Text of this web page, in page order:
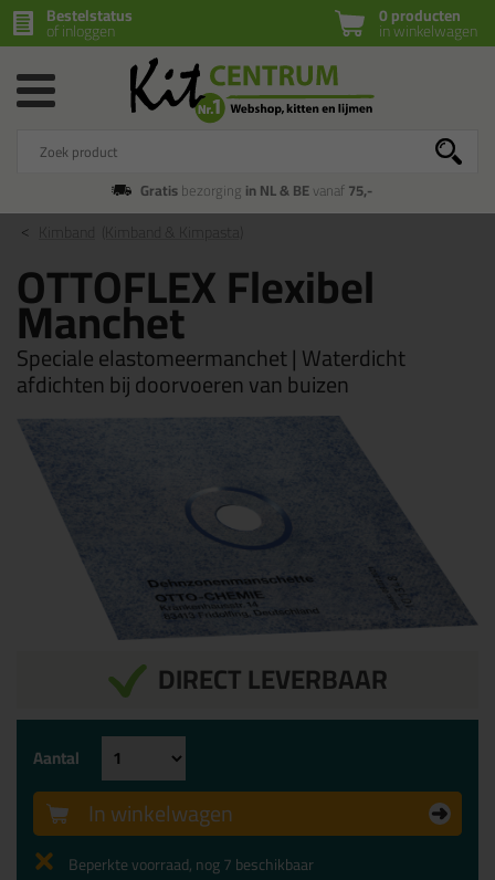
0 producten
in winkelwagen
Bestelstatus
of inloggen
Gratisbezorging in NL & BEvanaf75,-
OTTOFLEX Flexibel
Manchet
Speciale elastomeermanchet | Waterdicht
afdichten bij doorvoeren van buizen
DIRECT LEVERBAAR
Aantal
In winkelwagen
Beperkte voorraad, nog 7 beschikbaar